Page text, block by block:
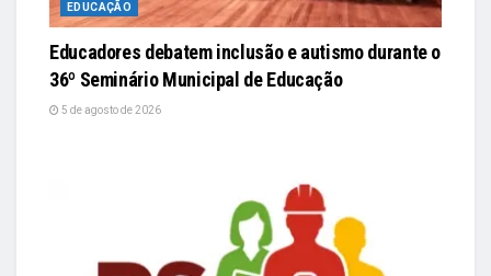
EDUCAÇÃO
Educadores debatem inclusão e autismo durante o
36º Seminário Municipal de Educação
5 de agosto de 2026